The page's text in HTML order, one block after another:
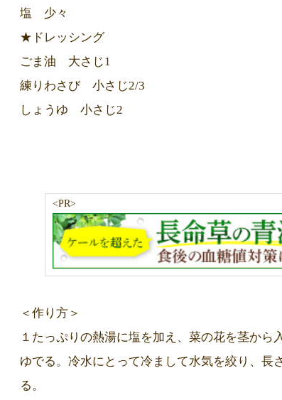
塩 少々
★ドレッシング
ごま油 大さじ1
練りわさび 小さじ2/3
しょうゆ 小さじ2
<PR>
＜作り方＞
１たっぷりの熱湯に塩を加え、菜の花を茎か
ゆでる。冷水にとって冷まして水気を絞り、長
る。